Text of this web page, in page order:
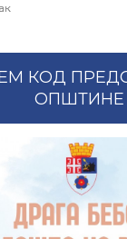
КОД
ОПШТИНЕ